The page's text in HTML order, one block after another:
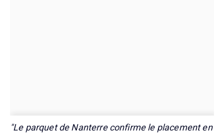
"Le parquet de Nanterre confirme le placement en